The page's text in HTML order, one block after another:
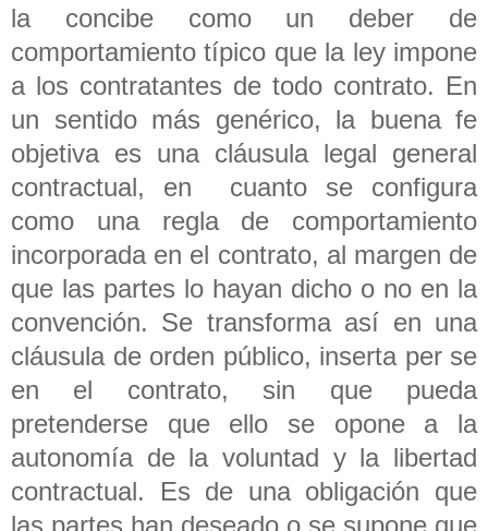
la concibe como un deber de
comportamiento típico que la ley impone
a los contratantes de todo contrato. En
un sentido más genérico, la buena fe
objetiva es una cláusula legal general
contractual, en cuanto se configura
como una regla de comportamiento
incorporada en el contrato, al margen de
que las partes lo hayan dicho o no en la
convención. Se transforma así en una
cláusula de orden público, inserta per se
en el contrato, sin que pueda
pretenderse que ello se opone a la
autonomía de la voluntad y la libertad
contractual. Es de una obligación que
las partes han deseado o se supone que